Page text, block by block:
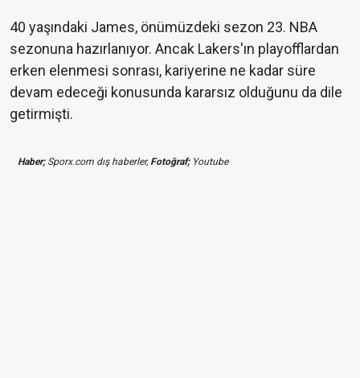
40 yaşındaki James, önümüzdeki sezon 23. NBA
sezonuna hazırlanıyor. Ancak Lakers'ın playofflardan
erken elenmesi sonrası, kariyerine ne kadar süre
devam edeceği konusunda kararsız olduğunu da dile
getirmişti.
Haber;Sporx.com dış haberler,Fotoğraf;Youtube